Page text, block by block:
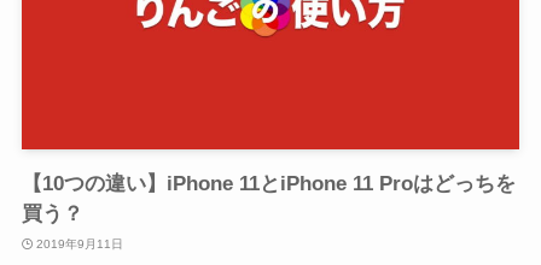
【10つの違い】iPhone 11とiPhone 11 Proはどっちを
買う？
2019年9月11日